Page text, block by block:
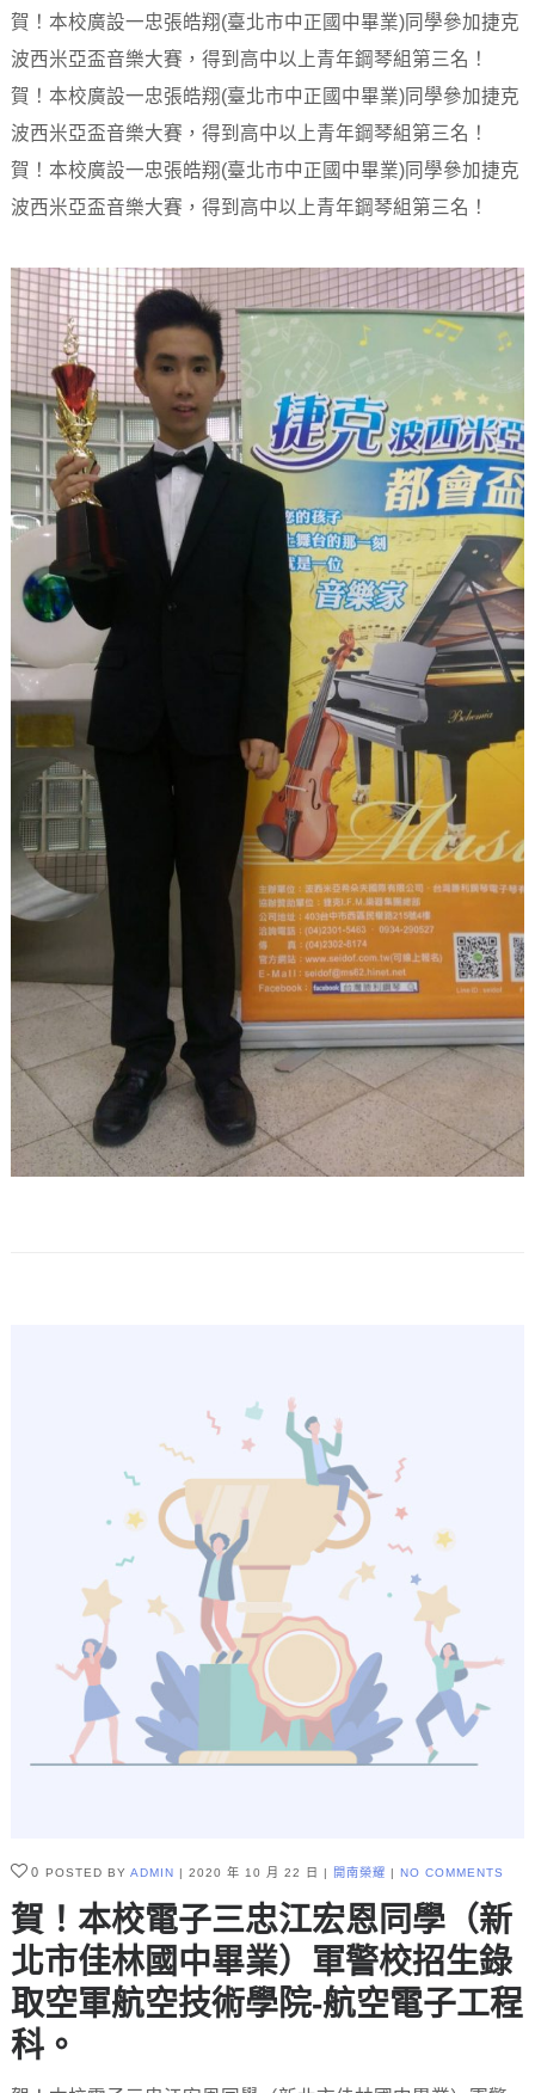
賀！本校廣設一忠張皓翔(臺北市中正國中畢業)同學參加捷克
波西米亞盃音樂大賽，得到高中以上青年鋼琴組第三名！
賀！本校廣設一忠張皓翔(臺北市中正國中畢業)同學參加捷克
波西米亞盃音樂大賽，得到高中以上青年鋼琴組第三名！
賀！本校廣設一忠張皓翔(臺北市中正國中畢業)同學參加捷克
波西米亞盃音樂大賽，得到高中以上青年鋼琴組第三名！
0 POSTED BY ADMIN 2020 年 10 月 22 日 開南榮耀 NO COMMENTS
賀！本校電子三忠江宏恩同學（新
北市佳林國中畢業）軍警校招生錄
取空軍航空技術學院-航空電子工程
科。